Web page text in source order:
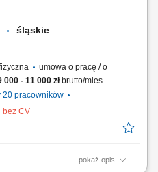
śląskie
umowa o pracę / o
000 - 11 000 złbrutto/mies.
20 pracowników
bez CV
pokaż opis